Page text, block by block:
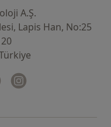
A.Ş.
Lapis Han, No:25
açılır
sekmede açılır
Youtube
yeni bir sekmede açılır